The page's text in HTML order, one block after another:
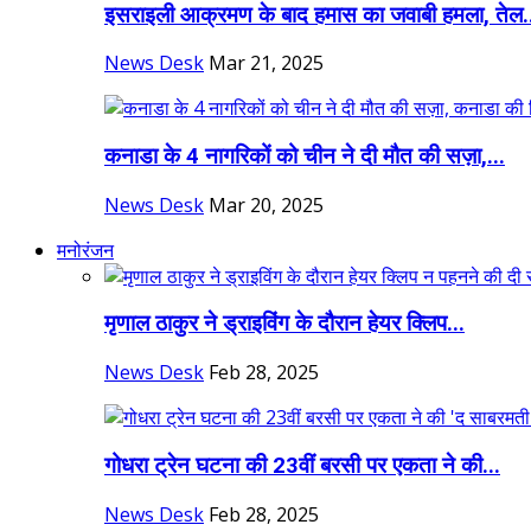
इसराइली आक्रमण के बाद हमास का जवाबी हमला,
News Desk Mar 21, 2025
कनाडा के 4 नागरिकों को चीन ने दी मौत की सज़ा,...
News Desk Mar 20, 2025
मनोरंजन
मृणाल ठाकुर ने ड्राइविंग के दौरान हेयर क्लिप...
News Desk Feb 28, 2025
गोधरा ट्रेन घटना की 23वीं बरसी पर एकता ने की...
News Desk Feb 28, 2025